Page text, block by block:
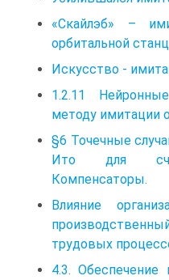
«Скайлэб» –
орбитальной
Искусство -
1.2.11
методу имитации
§6 Точечные
Ито для
Компенсаторы.
Влияние
трудовых
4.3. Обеспечение